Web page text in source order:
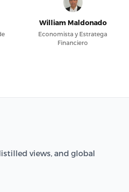
William Maldonado
Economista y Estratega
Financiero
views, and global